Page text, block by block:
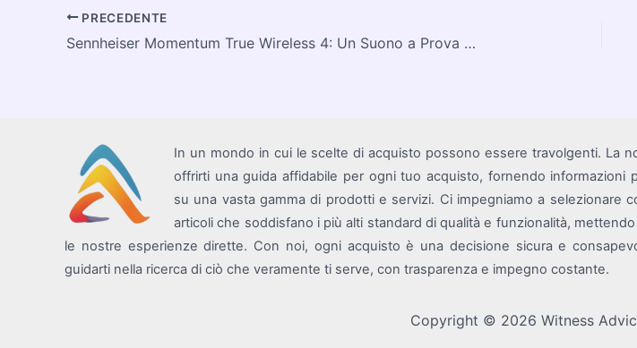
Navigazione
articoli
PRECEDENTE
Sennheiser Momentum True Wireless 4: Un Suono a Prova di Futuro
In un mondo in cui le scelte di acquisto possono essere travolgenti. La
offrirti una guida affidabile per ogni tuo acquisto, fornendo informazioni
su una vasta gamma di prodotti e servizi. Ci impegniamo a selezionare
articoli che soddisfano i più alti standard di qualità e funzionalità,
le nostre esperienze dirette. Con noi, ogni acquisto è una decisione sicura e
guidarti nella ricerca di ciò che veramente ti serve, con trasparenza e impegno costante.
Copyright © 2026 Witness